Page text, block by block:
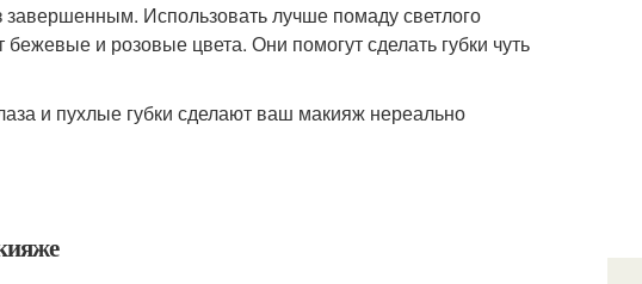
Использовать лучше помаду светлого
и розовые цвета. Они помогут сделать губки чуть
и пухлые губки сделают ваш макияж нереально